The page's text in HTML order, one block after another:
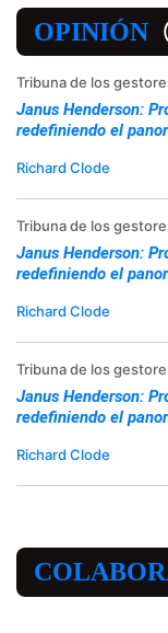
OPINIÓN
Tribuna de los
Janus Henderson:
redefiniendo el
Richard Clode
Tribuna de los
Janus Henderson:
redefiniendo el
Richard Clode
Tribuna de los
Janus Henderson:
redefiniendo el
Richard Clode